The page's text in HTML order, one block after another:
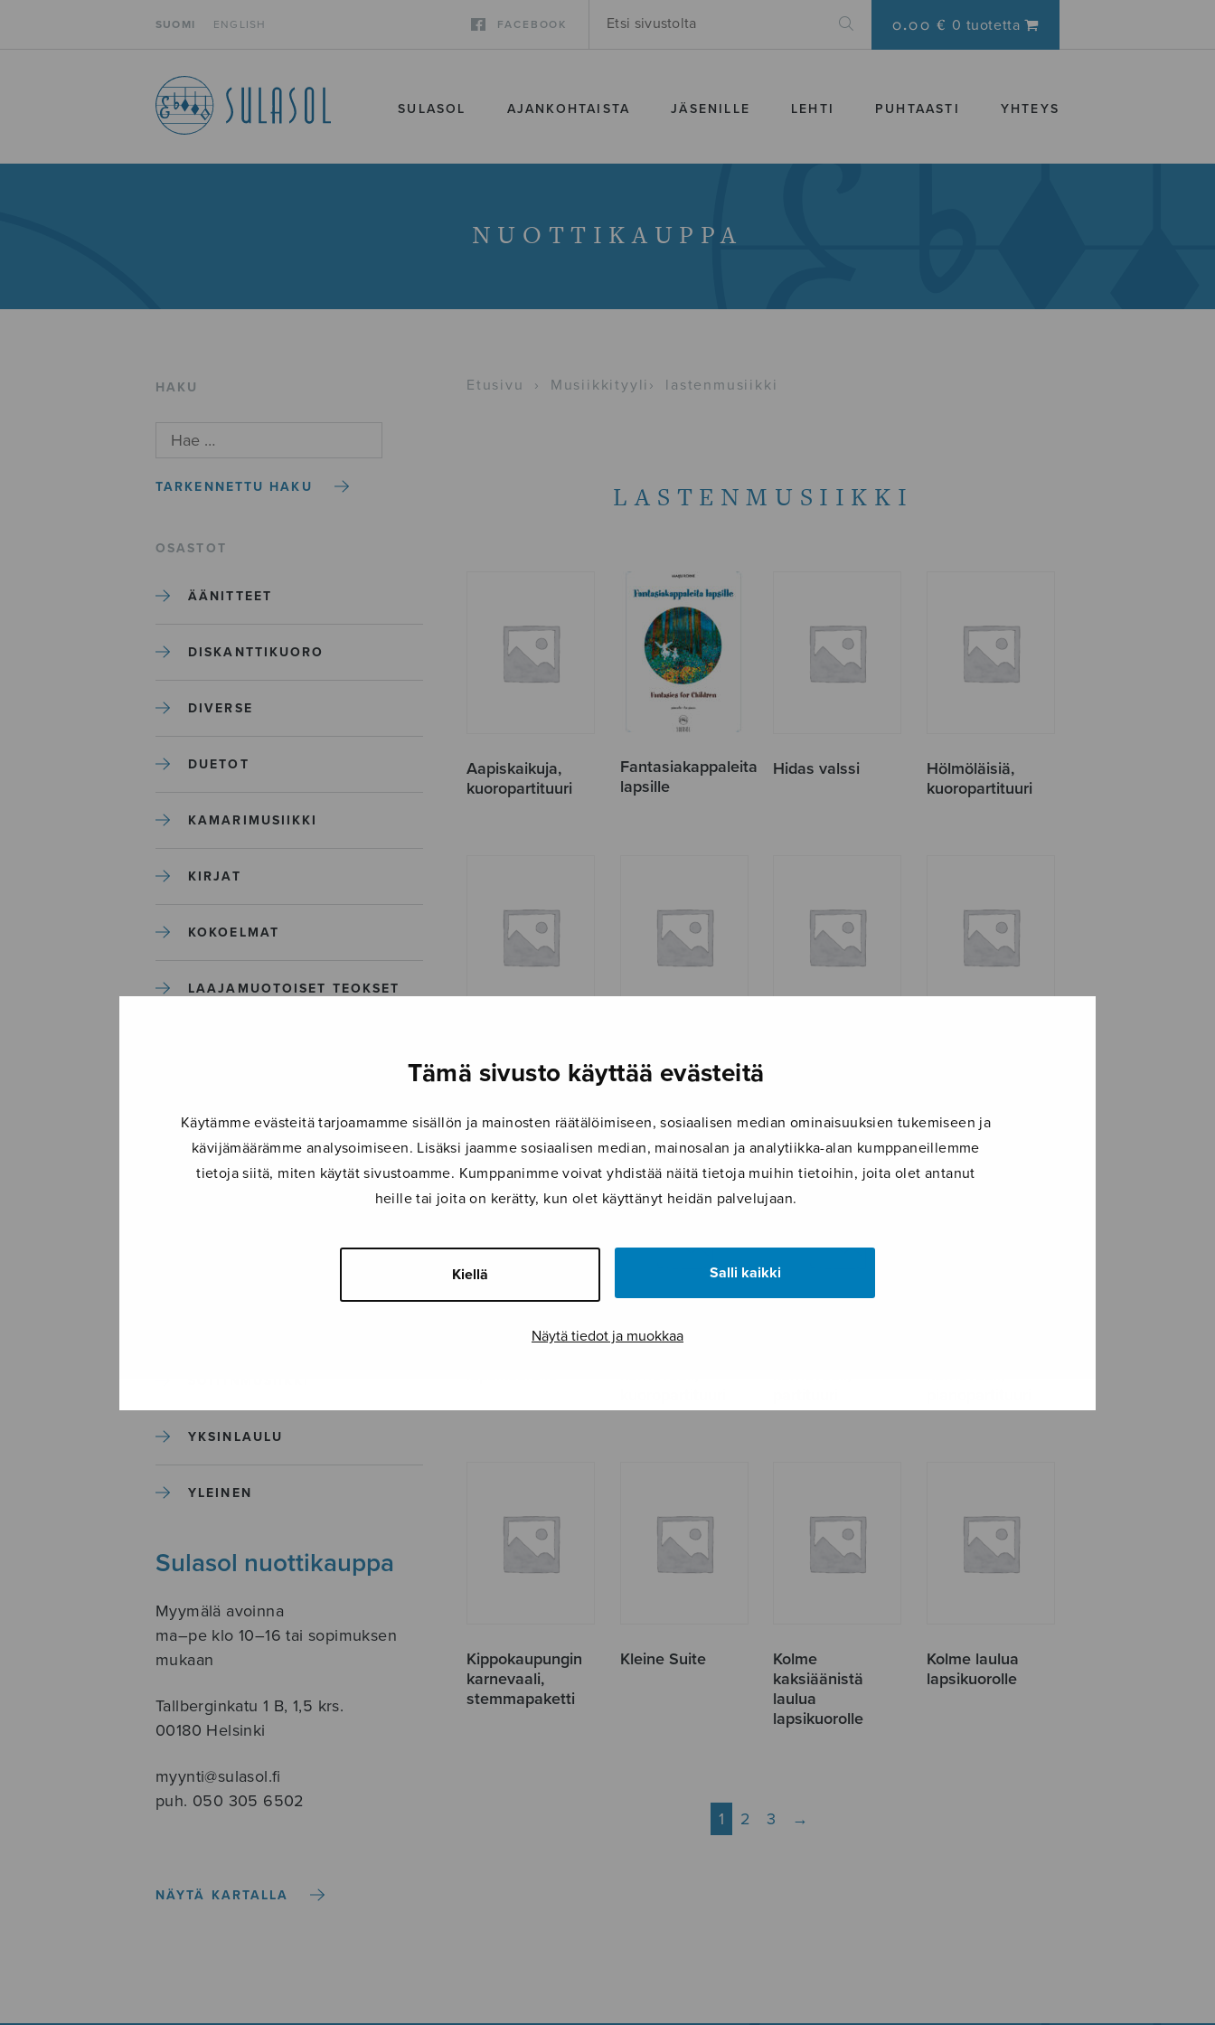
Tämä sivusto käyttää evästeitä
Käytämme evästeitä tarjoamamme sisällön ja mainosten räätälöimiseen, sosiaalisen median ominaisuuksien tukemiseen ja
kävijämäärämme analysoimiseen. Lisäksi jaamme sosiaalisen median, mainosalan ja analytiikka-alan kumppaneillemme
tietoja siitä, miten käytät sivustoamme. Kumppanimme voivat yhdistää näitä tietoja muihin tietoihin, joita olet antanut
heille tai joita on kerätty, kun olet käyttänyt heidän palvelujaan.
Kiellä Salli kaikki
Näytä tiedot ja muokkaa
SUOMI ENGLISH FACEBOOK 0.00 € 0 tuotetta
SULASOL AJANKOHTAISTA JÄSENILLE LEHTI PUHTAASTI YHTEYS
NUOTTIKAUPPA
HAKU
TARKENNETTU HAKU
OSASTOT
ÄÄNITTEET
DISKANTTIKUORO
DIVERSE
DUETOT
KAMARIMUSIIKKI
KIRJAT
KOKOELMAT
LAAJAMUOTOISET TEOKSET
MUUT
YKSINLAULU
YLEINEN
Sulasol nuottikauppa
Myymälä avoinna
ma–pe klo 10–16 tai sopimuksen
mukaan
Tallberginkatu 1 B, 1,5 krs.
00180 Helsinki
myynti@sulasol.fi
puh. 050 305 6502
NÄYTÄ KARTALLA
Etusivu › Musiikkityyli › lastenmusiikki
LASTENMUSIIKKI
Aapiskaikuja,
kuoropartituuri
Fantasiakappaleita
lapsille
Hidas valssi
Hölmöläisiä,
kuoropartituuri
– partituuri
Kippokaupungin
karnevaali,
stemmapaketti
Kleine Suite
Kolme
kaksiäänistä
laulua
lapsikuorolle
Kolme laulua
lapsikuorolle
1 2 3 →